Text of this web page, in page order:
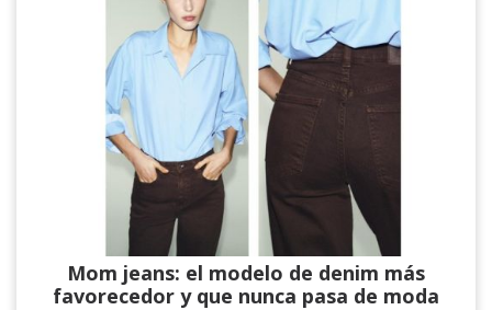
Mom jeans: el modelo de denim más
favorecedor y que nunca pasa de moda